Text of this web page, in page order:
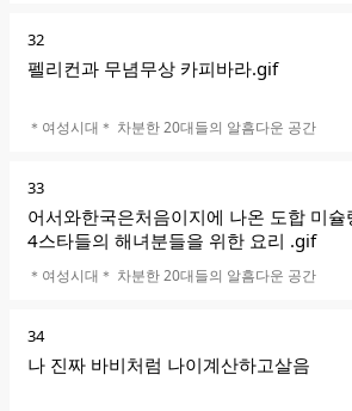
순
위
32
펠리컨과 무념무상 카피바라.gif
카페명
＊여성시대＊ 차분한 20대들의 알흠다운 공간
순
위
33
어서와한국은처음이지에 나온 도합 미슐
4스타들의 해녀분들을 위한 요리 .gif
카페명
＊여성시대＊ 차분한 20대들의 알흠다운 공간
순
위
34
나 진짜 바비처럼 나이계산하고살음